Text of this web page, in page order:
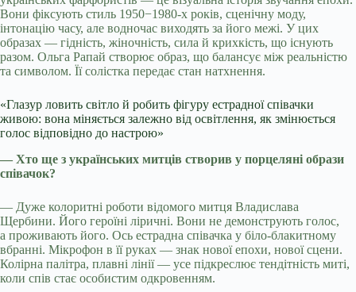
Вони фіксують стиль 1950−1980-х років, сценічну моду,
інтонацію часу, але водночас виходять за його межі. У цих
образах — гідність, жіночність, сила й крихкість, що існують
разом. Ольга Рапай створює образ, що балансує між реальністю
та символом. Її солістка передає стан натхнення.
«Глазур ловить світло й робить фігуру естрадної співачки
живою: вона міняється залежно від освітлення, як змінюється
голос відповідно до настрою»
— Хто ще з українських митців створив у порцеляні образи
співачок?
— Дуже колоритні роботи відомого митця Владислава
Щербини. Його героїні ліричні. Вони не демонструють голос,
а проживають його. Ось естрадна співачка у біло-блакитному
вбранні. Мікрофон в її руках — знак нової епохи, нової сцени.
Колірна палітра, плавні лінії — усе підкреслює тендітність миті,
коли спів стає особистим одкровенням.